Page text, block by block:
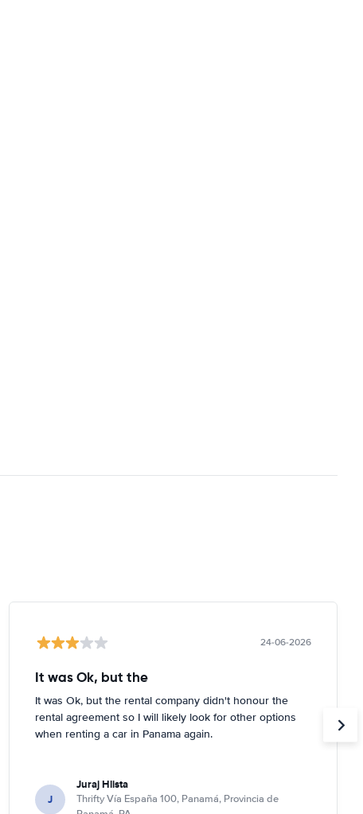
24-06-2026
It was Ok, but the
It was Ok, but the rental company didn't honour the
rental agreement so I will likely look for other options
when renting a car in Panama again.
J
Juraj Hlista
Thrifty Vía España 100, Panamá, Provincia de